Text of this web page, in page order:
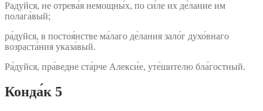
Радуйся, не отрева́я немощны́х, по си́ле их де́лание им
полага́вый;
ра́дуйся, в постоя́нстве ма́лаго де́лания зало́г духо́внаго
возраста́ния указа́вый.
Ра́дуйся, пра́ведне ста́рче Алекси́е, уте́шителю бла́гостный.
Конда́к 5